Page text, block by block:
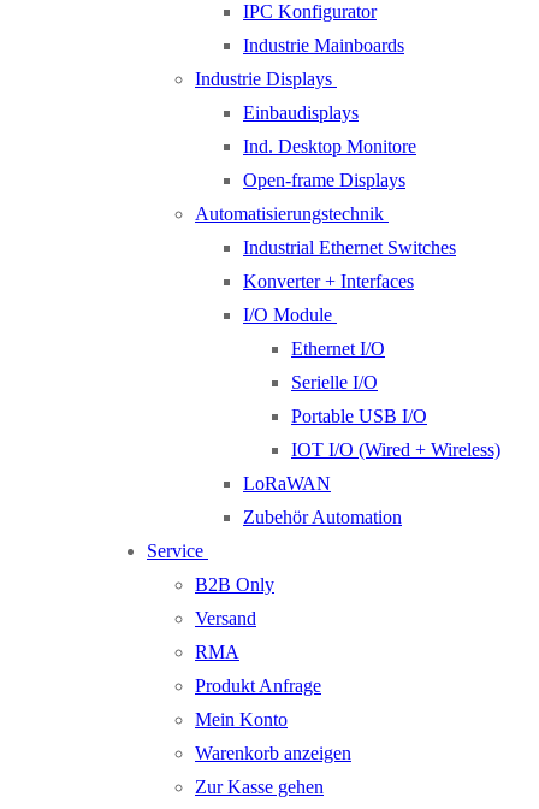
IPC Konfigurator
Industrie Mainboards
Industrie Displays
Einbaudisplays
Ind. Desktop Monitore
Open-frame Displays
Automatisierungstechnik
Industrial Ethernet Switches
Konverter + Interfaces
I/O Module
Ethernet I/O
Serielle I/O
Portable USB I/O
IOT I/O (Wired + Wireless)
LoRaWAN
Zubehör Automation
Service
B2B Only
Versand
RMA
Produkt Anfrage
Mein Konto
Warenkorb anzeigen
Zur Kasse gehen